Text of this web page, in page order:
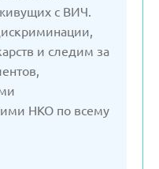
с ВИЧ.
и следим за
НКО по всему